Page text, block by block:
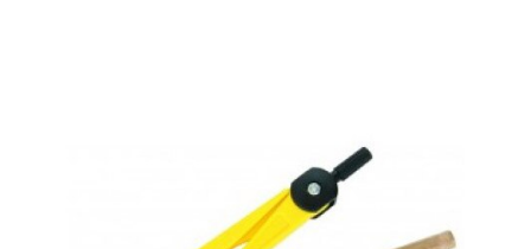
Hartie si articole din hartie